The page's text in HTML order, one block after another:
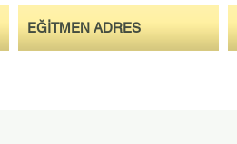
EĞİTMEN ADRES